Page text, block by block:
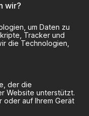
wir?
um Daten zu
Tracker und
die Technologien,
der die
Website unterstützt.
oder auf Ihrem Gerät